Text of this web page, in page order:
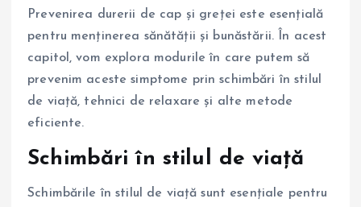
Prevenirea durerii de cap și greței este esențială
pentru menținerea sănătății și bunăstării. În acest
capitol, vom explora modurile în care putem să
prevenim aceste simptome prin schimbări în stilul
de viață, tehnici de relaxare și alte metode
eficiente.
Schimbări în stilul de viață
Schimbările în stilul de viață sunt esențiale pentru